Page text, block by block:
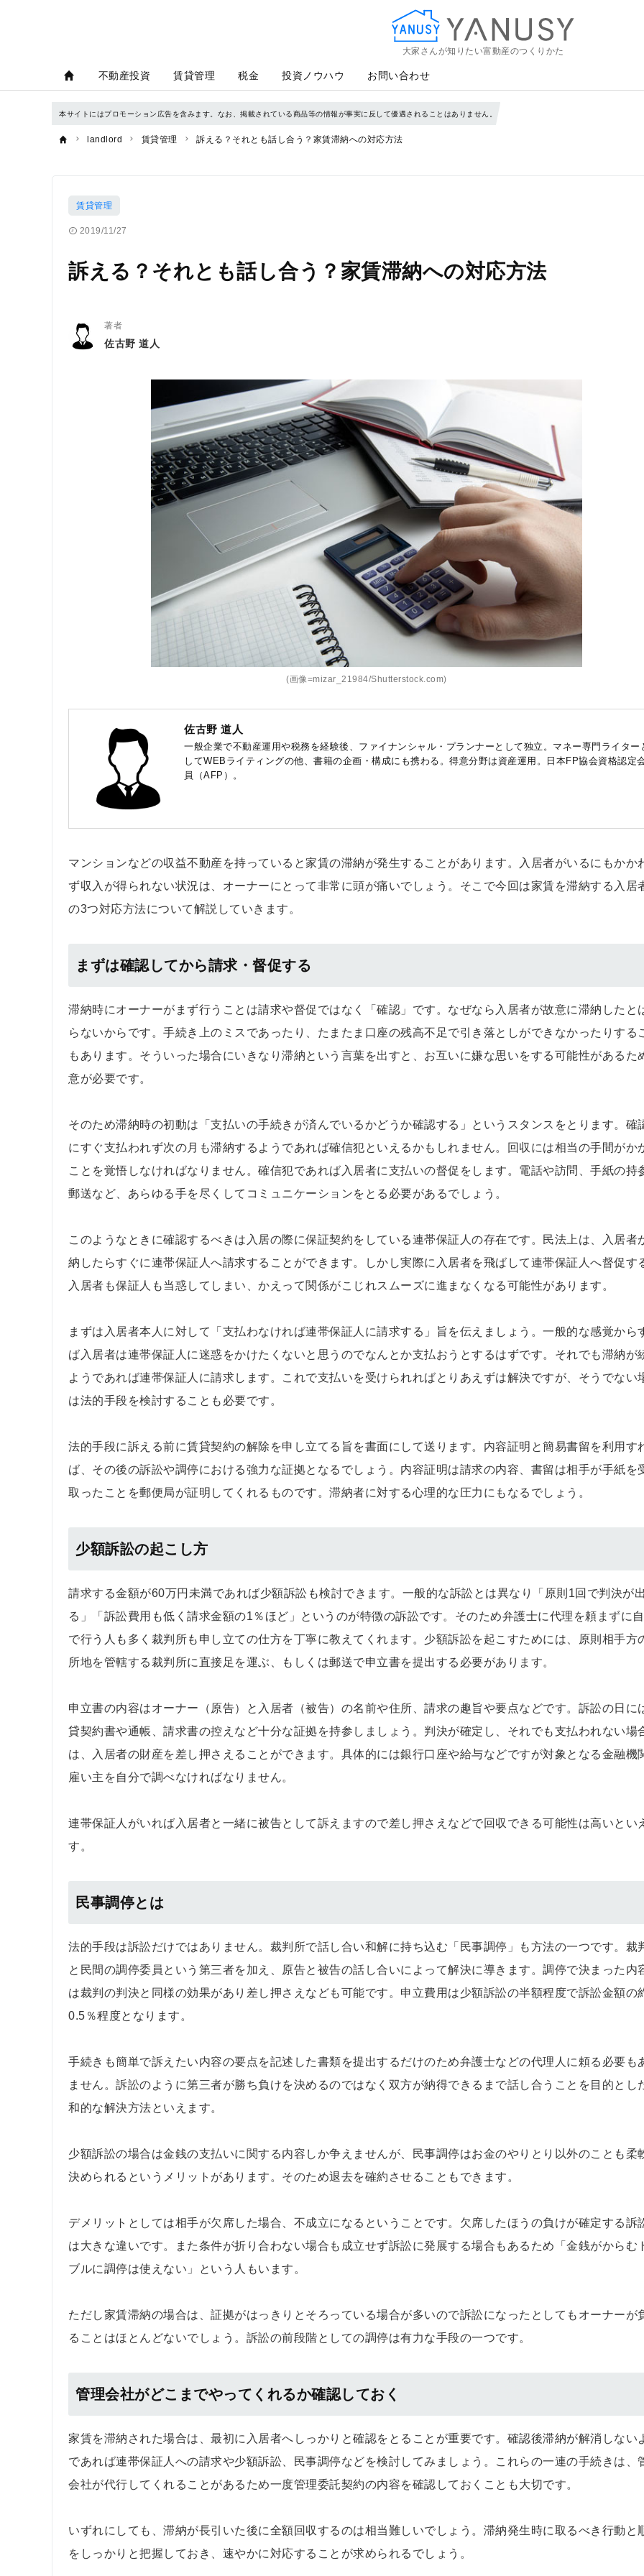
大家さんが知りたい富動産のつくりかた
不動産投資 賃貸管理 税金 投資ノウハウ お問い合わせ
本サイトにはプロモーション広告を含みます。なお、掲載されている商品等の情報が事実に反して優遇されることはありません。
landlord 賃貸管理 訴える？それとも話し合う？家賃滞納への対応方法
賃貸管理
2019/11/27
訴える？それとも話し合う？家賃滞納への対応方法
著者
佐古野 道人
(画像=mizar_21984/Shutterstock.com)
佐古野 道人
一般企業で不動産運用や税務を経験後、ファイナンシャル・プランナーとして独立。マネー専門ライター
してWEBライティングの他、書籍の企画・構成にも携わる。得意分野は資産運用。日本FP協会資格認定
員（AFP）。
マンションなどの収益不動産を持っていると家賃の滞納が発生することがあります。入居者がいるにもかか
ず収入が得られない状況は、オーナーにとって非常に頭が痛いでしょう。そこで今回は家賃を滞納する入居
の3つ対応方法について解説していきます。
まずは確認してから請求・督促する
滞納時にオーナーがまず行うことは請求や督促ではなく「確認」です。なぜなら入居者が故意に滞納したと
らないからです。手続き上のミスであったり、たまたま口座の残高不足で引き落としができなかったりする
もあります。そういった場合にいきなり滞納という言葉を出すと、お互いに嫌な思いをする可能性があるた
意が必要です。
そのため滞納時の初動は「支払いの手続きが済んでいるかどうか確認する」というスタンスをとります。確
にすぐ支払われず次の月も滞納するようであれば確信犯といえるかもしれません。回収には相当の手間がか
ことを覚悟しなければなりません。確信犯であれば入居者に支払いの督促をします。電話や訪問、手紙の持
郵送など、あらゆる手を尽くしてコミュニケーションをとる必要があるでしょう。
このようなときに確認するべきは入居の際に保証契約をしている連帯保証人の存在です。民法上は、入居者
納したらすぐに連帯保証人へ請求することができます。しかし実際に入居者を飛ばして連帯保証人へ督促す
入居者も保証人も当惑してしまい、かえって関係がこじれスムーズに進まなくなる可能性があります。
まずは入居者本人に対して「支払わなければ連帯保証人に請求する」旨を伝えましょう。一般的な感覚から
ば入居者は連帯保証人に迷惑をかけたくないと思うのでなんとか支払おうとするはずです。それでも滞納が
ようであれば連帯保証人に請求します。これで支払いを受けられればとりあえずは解決ですが、そうでない
は法的手段を検討することも必要です。
法的手段に訴える前に賃貸契約の解除を申し立てる旨を書面にして送ります。内容証明と簡易書留を利用す
ば、その後の訴訟や調停における強力な証拠となるでしょう。内容証明は請求の内容、書留は相手が手紙を
取ったことを郵便局が証明してくれるものです。滞納者に対する心理的な圧力にもなるでしょう。
少額訴訟の起こし方
請求する金額が60万円未満であれば少額訴訟も検討できます。一般的な訴訟とは異なり「原則1回で判決が出
る」「訴訟費用も低く請求金額の1％ほど」というのが特徴の訴訟です。そのため弁護士に代理を頼まずに
で行う人も多く裁判所も申し立ての仕方を丁寧に教えてくれます。少額訴訟を起こすためには、原則相手方
所地を管轄する裁判所に直接足を運ぶ、もしくは郵送で申立書を提出する必要があります。
申立書の内容はオーナー（原告）と入居者（被告）の名前や住所、請求の趣旨や要点などです。訴訟の日に
貸契約書や通帳、請求書の控えなど十分な証拠を持参しましょう。判決が確定し、それでも支払われない場
は、入居者の財産を差し押さえることができます。具体的には銀行口座や給与などですが対象となる金融機
雇い主を自分で調べなければなりません。
連帯保証人がいれば入居者と一緒に被告として訴えますので差し押さえなどで回収できる可能性は高いとい
す。
民事調停とは
法的手段は訴訟だけではありません。裁判所で話し合い和解に持ち込む「民事調停」も方法の一つです。裁
と民間の調停委員という第三者を加え、原告と被告の話し合いによって解決に導きます。調停で決まった内
は裁判の判決と同様の効果があり差し押さえなども可能です。申立費用は少額訴訟の半額程度で訴訟金額の
0.5％程度となります。
手続きも簡単で訴えたい内容の要点を記述した書類を提出するだけのため弁護士などの代理人に頼る必要も
ません。訴訟のように第三者が勝ち負けを決めるのではなく双方が納得できるまで話し合うことを目的とし
和的な解決方法といえます。
少額訴訟の場合は金銭の支払いに関する内容しか争えませんが、民事調停はお金のやりとり以外のことも柔
決められるというメリットがあります。そのため退去を確約させることもできます。
デメリットとしては相手が欠席した場合、不成立になるということです。欠席したほうの負けが確定する訴
は大きな違いです。また条件が折り合わない場合も成立せず訴訟に発展する場合もあるため「金銭がからむ
ブルに調停は使えない」という人もいます。
ただし家賃滞納の場合は、証拠がはっきりとそろっている場合が多いので訴訟になったとしてもオーナーが
ることはほとんどないでしょう。訴訟の前段階としての調停は有力な手段の一つです。
管理会社がどこまでやってくれるか確認しておく
家賃を滞納された場合は、最初に入居者へしっかりと確認をとることが重要です。確認後滞納が解消しない
であれば連帯保証人への請求や少額訴訟、民事調停などを検討してみましょう。これらの一連の手続きは、
会社が代行してくれることがあるため一度管理委託契約の内容を確認しておくことも大切です。
いずれにしても、滞納が長引いた後に全額回収するのは相当難しいでしょう。滞納発生時に取るべき行動と
をしっかりと把握しておき、速やかに対応することが求められるでしょう。